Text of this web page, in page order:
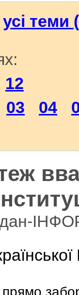
усі теми
12
03 04
прямо